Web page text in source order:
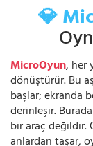
💎
MicroOyun, her
dönüştürür. Bu
başlar; ekranda
derinleşir.
bir araç değildir.